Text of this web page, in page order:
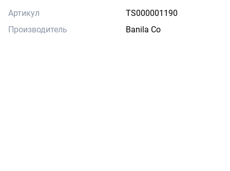
Артикул
TS000001190
Производитель
Banila Co